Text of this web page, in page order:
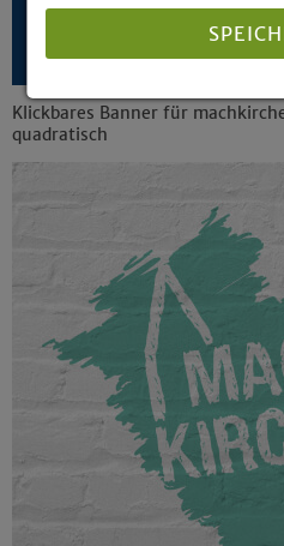
Klickbares Banner für
quadratisch
Details